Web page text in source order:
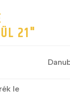
21"
le